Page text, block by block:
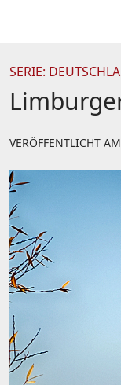
SERIE:
VERÖFFENTLICHT AM